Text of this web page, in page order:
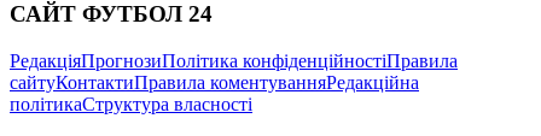
САЙТ ФУТБОЛ 24
РедакціяПрогнозиПолітика конфіденційностіПравила
сайтуКонтактиПравила коментуванняРедакційна
політикаСтруктура власності